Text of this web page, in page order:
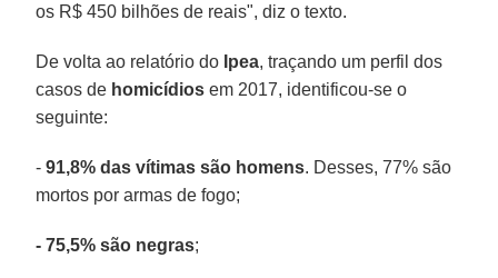
os R$ 450 bilhões de reais", diz o texto.
De volta ao relatório do Ipea, traçando um perfil dos
casos de homicídios em 2017, identificou-se o
seguinte:
-91,8% das vítimas são homens. Desses, 77% são
mortos por armas de fogo;
- 75,5% são negras;